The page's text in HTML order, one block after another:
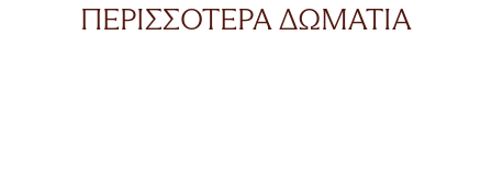
ΠΕΡΙΣΣΌΤΕΡΑ ΔΩΜΆΤΙΑ